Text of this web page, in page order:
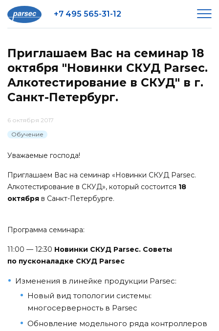
+7 495 565-31-12
Приглашаем Вас на семинар 18
октября "Новинки СКУД Parsec.
Алкотестирование в СКУД" в г.
Санкт-Петербург.
6 октября 2017
Обучение
Уважаемые господа!
Приглашаем Вас на семинар «Новинки СКУД Parsec.
Алкотестирование в СКУД», который состоится 18
октября в Санкт-Петербурге.
Программа семинара:
11:00 — 12:30 Новинки СКУД Parsec. Советы
по пусконаладке СКУД Parsec
Изменения в линейке продукции Parsec:
Новый вид топологии системы:
многосерверность в Parsec
Обновление модельного ряда контроллеров